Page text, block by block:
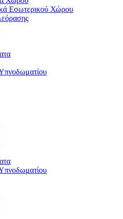
Εσωτερικού Χώρου